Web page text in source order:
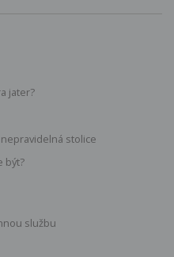
jater?
stolice
být?
službu